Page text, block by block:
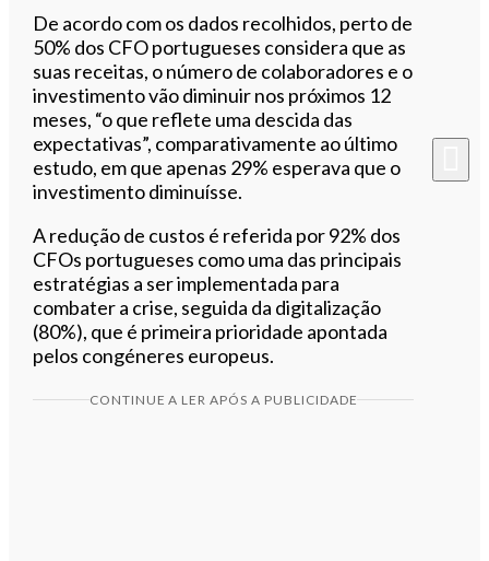
De acordo com os dados recolhidos, perto de
50% dos CFO portugueses considera que as
suas receitas, o número de colaboradores e o
investimento vão diminuir nos próximos 12
meses, “o que reflete uma descida das
expectativas”, comparativamente ao último
estudo, em que apenas 29% esperava que o
investimento diminuísse.
A redução de custos é referida por 92% dos
CFOs portugueses como uma das principais
estratégias a ser implementada para
combater a crise, seguida da digitalização
(80%), que é primeira prioridade apontada
pelos congéneres europeus.
CONTINUE A LER APÓS A PUBLICIDADE